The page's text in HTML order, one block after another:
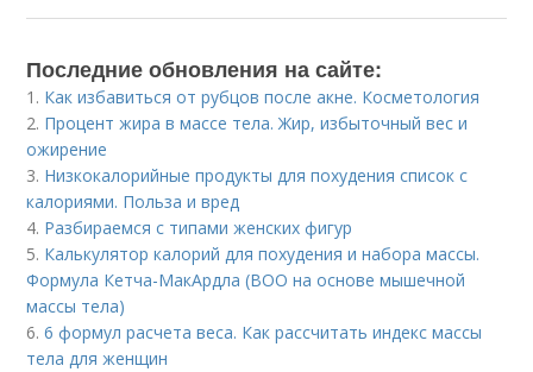
Последние обновления на сайте:
1. Как избавиться от рубцов после акне. Косметология
2. Процент жира в массе тела. Жир, избыточный вес и
ожирение
3. Низкокалорийные продукты для похудения список с
калориями. Польза и вред
4. Разбираемся с типами женских фигур
5. Калькулятор калорий для похудения и набора массы.
Формула Кетча-МакАрдла (ВОО на основе мышечной
массы тела)
6.6 формул расчета веса. Как рассчитать индекс массы
тела для женщин